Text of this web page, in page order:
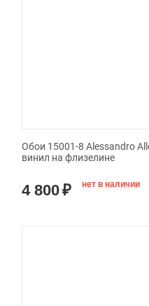
Обои 15001-8 Alessandro
винил на флизелине
4 800₽ нет в наличии